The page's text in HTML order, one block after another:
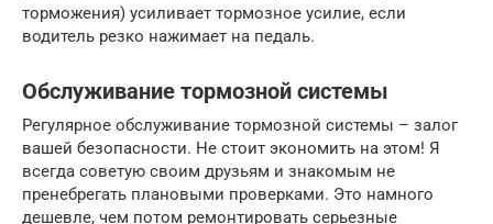
торможения) усиливает тормозное усилие, если
водитель резко нажимает на педаль.
Обслуживание тормозной системы
Регулярное обслуживание тормозной системы – залог
вашей безопасности. Не стоит экономить на этом! Я
всегда советую своим друзьям и знакомым не
пренебрегать плановыми проверками. Это намного
дешевле, чем потом ремонтировать серьезные